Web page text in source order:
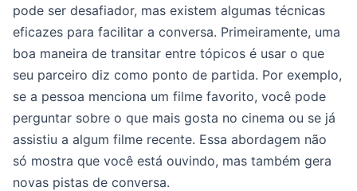
pode ser desafiador, mas existem algumas técnicas
eficazes para facilitar a conversa. Primeiramente, uma
boa maneira de transitar entre tópicos é usar o que
seu parceiro diz como ponto de partida. Por exemplo,
se a pessoa menciona um filme favorito, você pode
perguntar sobre o que mais gosta no cinema ou se já
assistiu a algum filme recente. Essa abordagem não
só mostra que você está ouvindo, mas também gera
novas pistas de conversa.